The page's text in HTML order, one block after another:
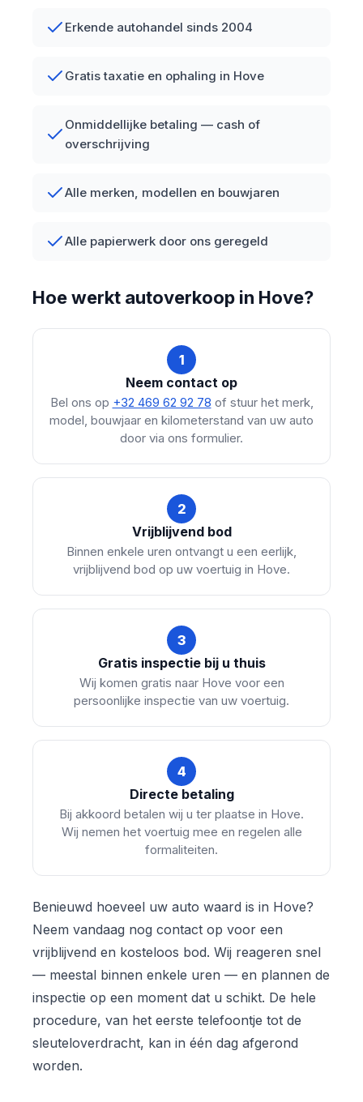
Erkende autohandel sinds 2004
Gratis taxatie en ophaling in Hove
Onmiddellijke betaling — cash of
overschrijving
Alle merken, modellen en bouwjaren
Alle papierwerk door ons geregeld
Hoe werkt autoverkoop in Hove?
1
Neem contact op
Bel ons op +32 469 62 92 78 of stuur het merk,
model, bouwjaar en kilometerstand van uw auto
door via ons formulier.
2
Vrijblijvend bod
Binnen enkele uren ontvangt u een eerlijk,
vrijblijvend bod op uw voertuig in Hove.
3
Gratis inspectie bij u thuis
Wij komen gratis naar Hove voor een
persoonlijke inspectie van uw voertuig.
4
Directe betaling
Bij akkoord betalen wij u ter plaatse in Hove.
Wij nemen het voertuig mee en regelen alle
formaliteiten.
Benieuwd hoeveel uw auto waard is in Hove?
Neem vandaag nog contact op voor een
vrijblijvend en kosteloos bod. Wij reageren snel
— meestal binnen enkele uren — en plannen de
inspectie op een moment dat u schikt. De hele
procedure, van het eerste telefoontje tot de
sleuteloverdracht, kan in één dag afgerond
worden.